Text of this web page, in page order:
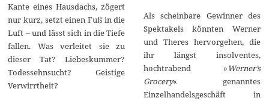
Kante eines Hausdachs, zögert
nur kurz, setzt einen Fuß in die
Luft – und lässt sich in die Tiefe
fallen. Was verleitet sie zu
dieser Tat? Liebeskummer?
Todessehnsucht? Geistige
Verwirrtheit?
Als scheinbare Gewinner des
Spektakels könnten Werner
und Theres hervorgehen, die
ihr längst insolventes,
hochtrabend »Werner’s
Grocery« genanntes
Einzelhandelsgeschäft in